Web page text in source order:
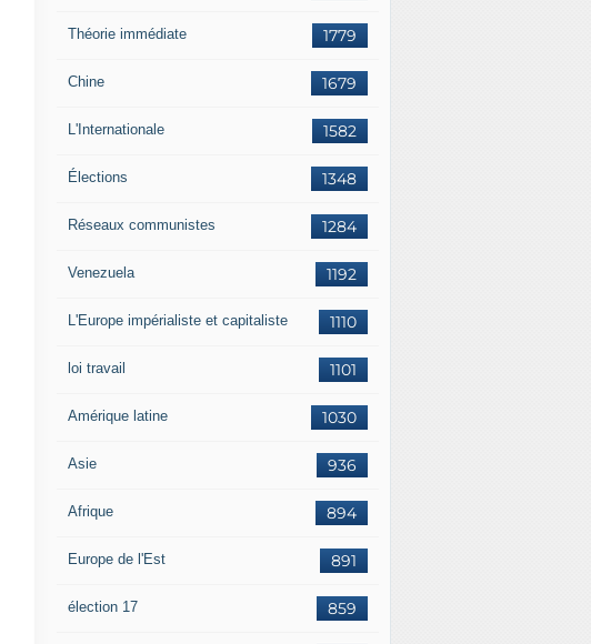
1779
Théorie immédiate
1679
Chine
1582
L'Internationale
1348
Élections
1284
Réseaux communistes
1192
Venezuela
1110
L'Europe impérialiste et capitaliste
1101
loi travail
1030
Amérique latine
936
Asie
894
Afrique
891
Europe de l'Est
859
élection 17